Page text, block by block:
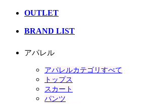
OUTLET
BRAND LIST
アパレル
アパレルカテゴリすべて
トップス
スカート
パンツ